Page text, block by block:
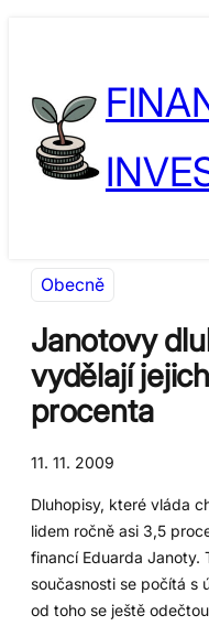
Obecně
Janotovy
vydělají
procenta
11. 11. 2009
Dluhopisy, které vláda
lidem ročně asi 3,5
financí Eduarda Janoty.
současnosti se počítá s
od toho se ještě